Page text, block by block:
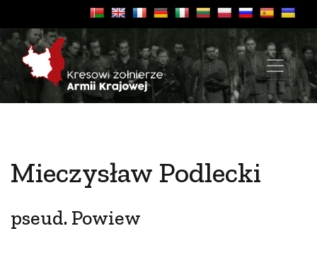
Mieczysław Podlecki
pseud. Powiew